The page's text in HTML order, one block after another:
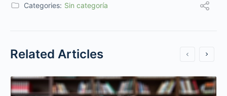
Categories: Sin categoría
Related Articles